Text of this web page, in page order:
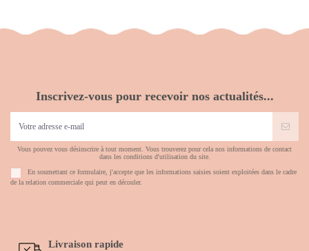
Inscrivez-vous pour recevoir nos actualités...
Vous pouvez vous désinscrire à tout moment. Vous trouverez pour cela nos informations de contact
dans les conditions d'utilisation du site.
En soumettant ce formulaire, j'accepte que les informations saisies soient exploitées dans le cadre
de la relation commerciale qui peut en découler.
Livraison rapide